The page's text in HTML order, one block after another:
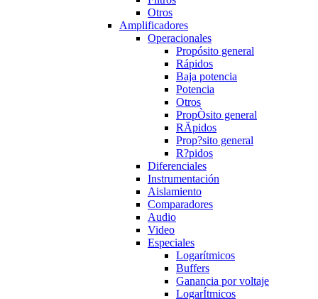
Otros
Amplificadores
Operacionales
Propósito general
Rápidos
Baja potencia
Potencia
Otros
PropÒsito general
RÄpidos
Prop?sito general
R?pidos
Diferenciales
Instrumentación
Aislamiento
Comparadores
Audio
Video
Especiales
Logarítmicos
Buffers
Ganancia por voltaje
LogarÍtmicos